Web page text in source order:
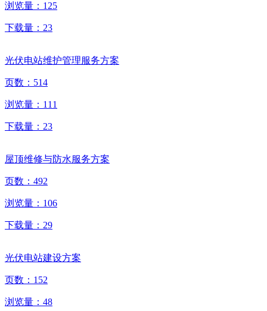
浏览量： 125
下载量： 23
光伏电站维护管理服务方案
页数： 514
浏览量： 111
下载量： 23
屋顶维修与防水服务方案
页数： 492
浏览量： 106
下载量： 29
光伏电站建设方案
页数： 152
浏览量： 48